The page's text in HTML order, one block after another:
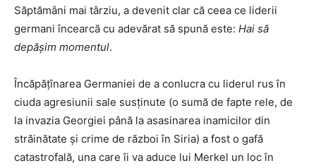
Săptămâni mai târziu, a devenit clar că ceea ce liderii
germani încearcă cu adevărat să spună este: Hai să
depășim momentul.
Încăpățînarea Germaniei de a conlucra cu liderul rus în
ciuda agresiunii sale susținute (o sumă de fapte rele, de
la invazia Georgiei până la asasinarea inamicilor din
străinătate și crime de război în Siria) a fost o gafă
catastrofală, una care îi va aduce lui Merkel un loc în